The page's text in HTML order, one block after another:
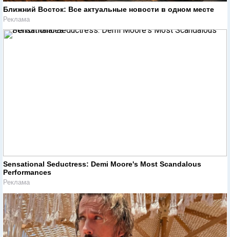
Ближний Восток: Все актуальные новости в одном месте
Реклама
Sensational Seductress: Demi Moore's Most Scandalous
Performances
Реклама